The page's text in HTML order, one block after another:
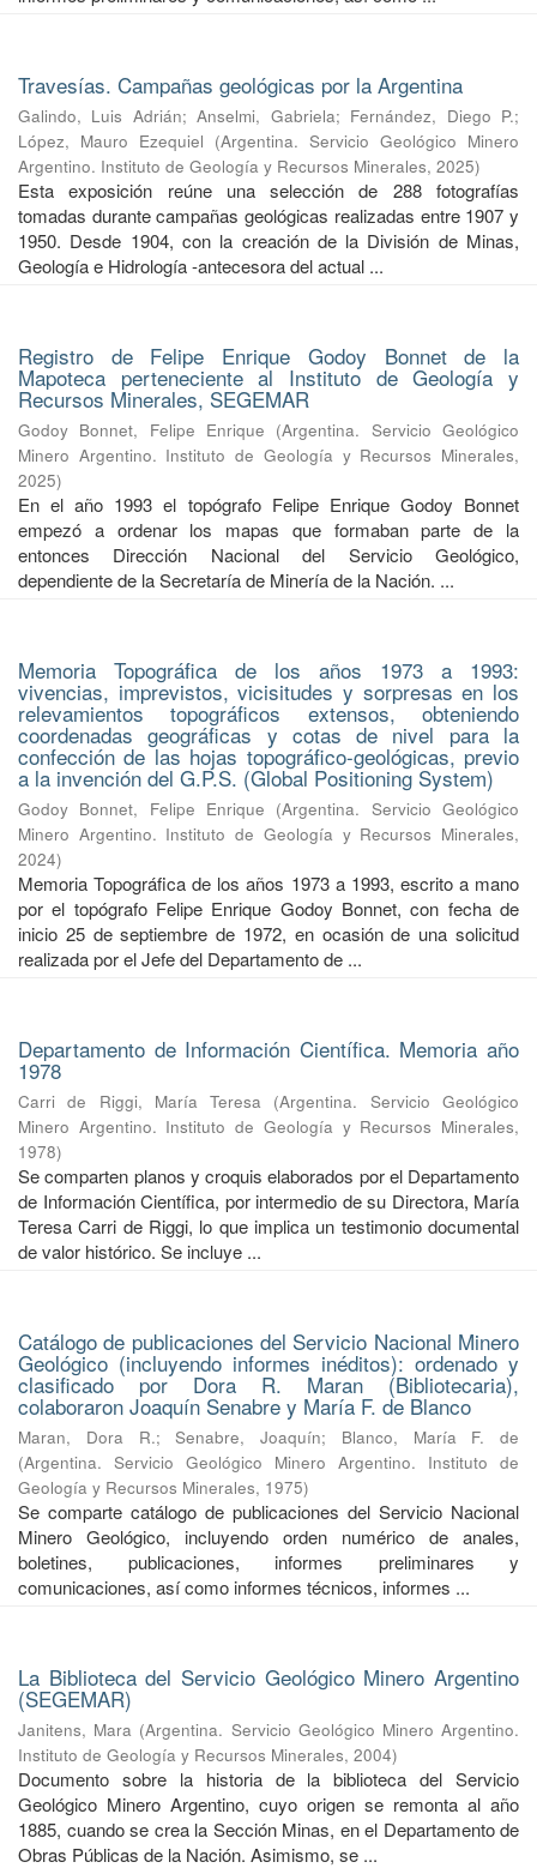
Travesías. Campañas geológicas por la Argentina
Galindo, Luis Adrián;Anselmi, Gabriela; Fernández, Diego P.;
López, Mauro Ezequiel (Argentina. Servicio Geológico Minero
Argentino. Instituto de Geología y Recursos Minerales, 2025)
Esta exposición reúne una selección de 288 fotografías
tomadas durante campañas geológicas realizadas entre 1907 y
1950. Desde 1904, con la creación de la División de Minas,
Geología e Hidrología -antecesora del actual ...
Registro de Felipe Enrique Godoy Bonnet de la
Mapoteca perteneciente al Instituto de Geología y
Recursos Minerales, SEGEMAR
Godoy Bonnet, Felipe Enrique (Argentina. Servicio Geológico
Minero Argentino. Instituto de Geología y Recursos Minerales,
2025)
En el año 1993 el topógrafo Felipe Enrique Godoy Bonnet
empezó a ordenar los mapas que formaban parte de la
entonces Dirección Nacional del Servicio Geológico,
dependiente de la Secretaría de Minería de la Nación. ...
Memoria Topográfica de los años 1973 a 1993:
vivencias, imprevistos, vicisitudes y sorpresas en los
relevamientos topográficos extensos, obteniendo
coordenadas geográficas y cotas de nivel para la
confección de las hojas topográfico-geológicas, previo
a la invención del G.P.S. (Global Positioning System)
Godoy Bonnet, Felipe Enrique (Argentina. Servicio Geológico
Minero Argentino. Instituto de Geología y Recursos Minerales,
2024)
Memoria Topográfica de los años 1973 a 1993, escrito a mano
por el topógrafo Felipe Enrique Godoy Bonnet, con fecha de
inicio 25 de septiembre de 1972, en ocasión de una solicitud
realizada por el Jefe del Departamento de ...
Departamento de Información Científica. Memoria año
1978
Carri de Riggi, María Teresa (Argentina. Servicio Geológico
Minero Argentino. Instituto de Geología y Recursos Minerales,
1978)
Se comparten planos y croquis elaborados por el Departamento
de Información Científica, por intermedio de su Directora, María
Teresa Carri de Riggi, lo que implica un testimonio documental
de valor histórico. Se incluye ...
Catálogo de publicaciones del Servicio Nacional Minero
Geológico (incluyendo informes inéditos): ordenado y
clasificado por Dora R. Maran (Bibliotecaria),
colaboraron Joaquín Senabre y María F. de Blanco
Maran, Dora R.;Senabre, Joaquín; Blanco, María F. de
(Argentina. Servicio Geológico Minero Argentino. Instituto de
Geología y Recursos Minerales, 1975)
Se comparte catálogo de publicaciones del Servicio Nacional
Minero Geológico, incluyendo orden numérico de anales,
boletines, publicaciones, informes preliminares y
comunicaciones, así como informes técnicos, informes ...
La Biblioteca del Servicio Geológico Minero Argentino
(SEGEMAR)
Janitens, Mara (Argentina. Servicio Geológico Minero Argentino.
Instituto de Geología y Recursos Minerales, 2004)
Documento sobre la historia de la biblioteca del Servicio
Geológico Minero Argentino, cuyo origen se remonta al año
1885, cuando se crea la Sección Minas, en el Departamento de
Obras Públicas de la Nación. Asimismo, se ...